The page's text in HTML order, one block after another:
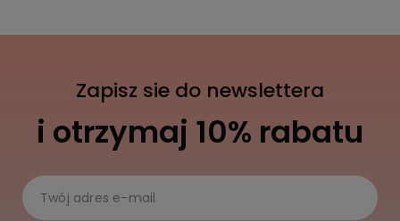
Zapisz sie do newslettera
i otrzymaj 10% rabatu
Twój adres e-mail